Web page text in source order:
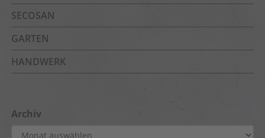
SECOSAN
GARTEN
HANDWERK
Archiv
Archiv